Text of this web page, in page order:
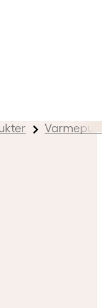
en
en rigtig
på siden
pris og